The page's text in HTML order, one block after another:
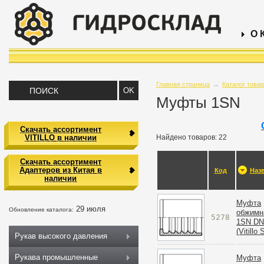
О
Главная страница → Каталог
Муфты 1SN
Найдено товаров: 22
Код
5278
Муфта
1SN
(Vitillo
Муфта
Скачать ассортимент
VITILLO в наличии
Скачать ассортимент
Адаптеров из Китая в
наличии
Обновление каталога: 29 июля
Рукав высокого давления
Рукава промышленные